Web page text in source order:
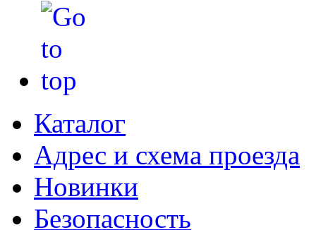
Каталог
Адрес и схема проезда
Новинки
Безопасность